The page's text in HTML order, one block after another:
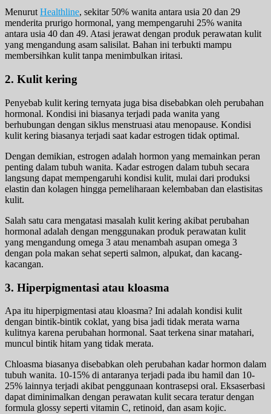
Menurut Healthline, sekitar 50% wanita antara usia 20 dan 29
menderita prurigo hormonal, yang mempengaruhi 25% wanita
antara usia 40 dan 49. Atasi jerawat dengan produk perawatan kulit
yang mengandung asam salisilat. Bahan ini terbukti mampu
membersihkan kulit tanpa menimbulkan iritasi.
2. Kulit kering
Penyebab kulit kering ternyata juga bisa disebabkan oleh perubahan
hormonal. Kondisi ini biasanya terjadi pada wanita yang
berhubungan dengan siklus menstruasi atau menopause. Kondisi
kulit kering biasanya terjadi saat kadar estrogen tidak optimal.
Dengan demikian, estrogen adalah hormon yang memainkan peran
penting dalam tubuh wanita. Kadar estrogen dalam tubuh secara
langsung dapat mempengaruhi kondisi kulit, mulai dari produksi
elastin dan kolagen hingga pemeliharaan kelembaban dan elastisitas
kulit.
Salah satu cara mengatasi masalah kulit kering akibat perubahan
hormonal adalah dengan menggunakan produk perawatan kulit
yang mengandung omega 3 atau menambah asupan omega 3
dengan pola makan sehat seperti salmon, alpukat, dan kacang-
kacangan.
3. Hiperpigmentasi atau kloasma
Apa itu hiperpigmentasi atau kloasma? Ini adalah kondisi kulit
dengan bintik-bintik coklat, yang bisa jadi tidak merata warna
kulitnya karena perubahan hormonal. Saat terkena sinar matahari,
muncul bintik hitam yang tidak merata.
Chloasma biasanya disebabkan oleh perubahan kadar hormon dalam
tubuh wanita. 10-15% di antaranya terjadi pada ibu hamil dan 10-
25% lainnya terjadi akibat penggunaan kontrasepsi oral. Eksaserbasi
dapat diminimalkan dengan perawatan kulit secara teratur dengan
formula glossy seperti vitamin C, retinoid, dan asam kojic.